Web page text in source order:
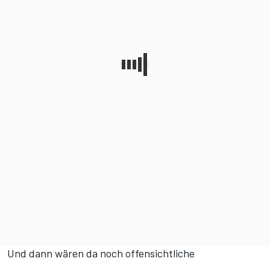
Und dann wären da noch offensichtliche